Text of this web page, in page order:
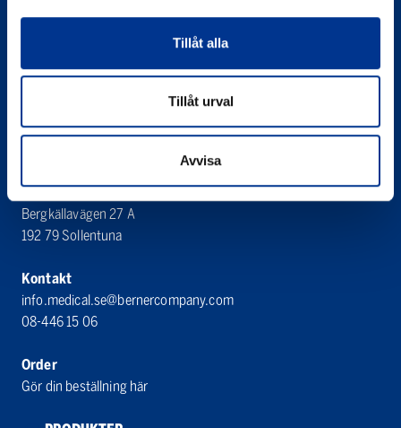
Tillåt alla
Tillåt urval
Avvisa
Berner Medical
556065-3031
Berner Medical
Bergkällavägen 27 A
192 79 Sollentuna
Kontakt
info.medical.se@bernercompany.com
08-446 15 06
Order
Gör din beställning här